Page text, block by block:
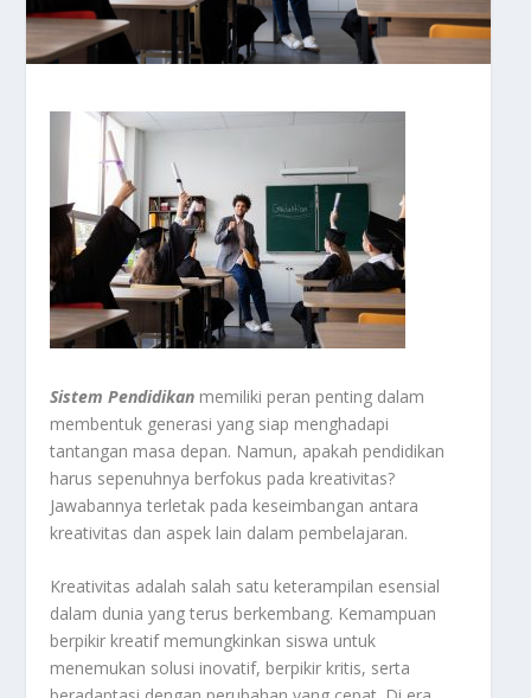
Sistem Pendidikan memiliki peran penting dalam
membentuk generasi yang siap menghadapi
tantangan masa depan. Namun, apakah pendidikan
harus sepenuhnya berfokus pada kreativitas?
Jawabannya terletak pada keseimbangan antara
kreativitas dan aspek lain dalam pembelajaran.
Kreativitas adalah salah satu keterampilan esensial
dalam dunia yang terus berkembang. Kemampuan
berpikir kreatif memungkinkan siswa untuk
menemukan solusi inovatif, berpikir kritis, serta